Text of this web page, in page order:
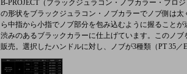
B-PROJECT（ブラックジュラコン・ノブカラー・プロ
の形状をブラックジュラコン・ノブカラーでノブ側は
ら中指から小指でノブ部分を包み込むように握ること
渋みのあるブラックカラーに仕上げています。このノ
販売。選択したハンドルに対し、ノブが3種類（PT 35／